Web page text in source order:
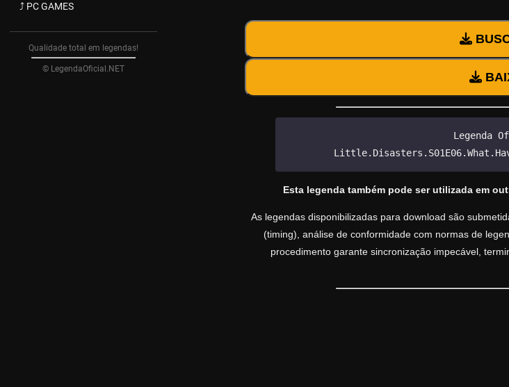
⤴ PC GAMES
Qualidade total em legendas!
© LegendaOficial.NET
Legenda
Esta legenda também pode ser utilizada em
As legendas disponibilizadas para download são
(timing), análise de conformidade com normas de
procedimento garante sincronização impecável,